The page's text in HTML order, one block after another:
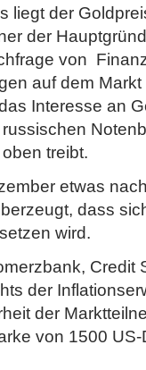
liegt der
der
von
auf dem
Interesse an
treibt.
etwas
dass
wird.
Credit
der
der
von 1500